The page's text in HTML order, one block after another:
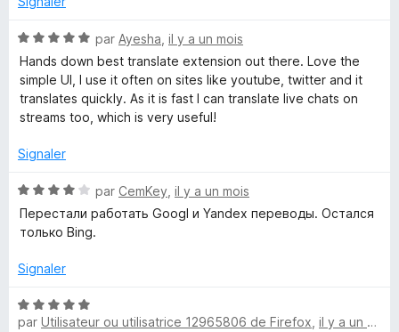
N
o
t
é
5
u
5
par Ayesha il y a un mois
Hands down best translate extension out there. Love the
simple UI, I use it often on sites like youtube, twitter and it
translates quickly. As it is fast I can translate live chats on
streams too, which is very useful!
Signaler
N
o
t
4
u
r
par CemKey il y a un mois
Перестали работать Googl и Yandex переводы. Остался
только Bing.
Signaler
N
o
par Utilisateur ou utilisatrice 12965806 de Firefox il y a un mois